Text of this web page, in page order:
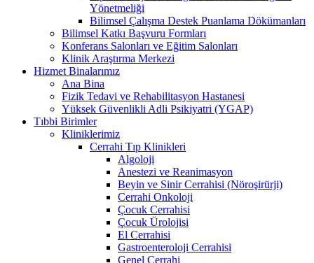
Yönetmeliği
Bilimsel Çalışma Destek Puanlama Dökümanları
Bilimsel Katkı Başvuru Formları
Konferans Salonları ve Eğitim Salonları
Klinik Araştırma Merkezi
Hizmet Binalarımız
Ana Bina
Fizik Tedavi ve Rehabilitasyon Hastanesi
Yüksek Güvenlikli Adli Psikiyatri (YGAP)
Tıbbi Birimler
Kliniklerimiz
Cerrahi Tıp Klinikleri
Algoloji
Anestezi ve Reanimasyon
Beyin ve Sinir Cerrahisi (Nöroşirürji)
Cerrahi Onkoloji
Çocuk Cerrahisi
Çocuk Ürolojisi
El Cerrahisi
Gastroenteroloji Cerrahisi
Genel Cerrahi